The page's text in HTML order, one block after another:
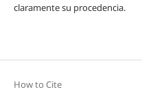
claramente su procedencia.
How to Cite